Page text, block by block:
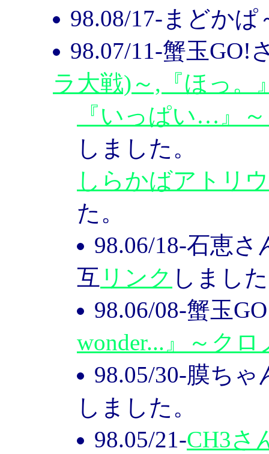
98.08/17-まどか
98.07/11-蟹玉GO!
ラ大戦)～,『ほっ。
『いっぱい…』
しました。
しらかばアトリ
た。
98.06/18-石恵
互 リンク しまし
98.06/08-蟹玉
wonder...』～クロ
98.05/30-膜ちゃ
しました。
98.05/21-CH3さ